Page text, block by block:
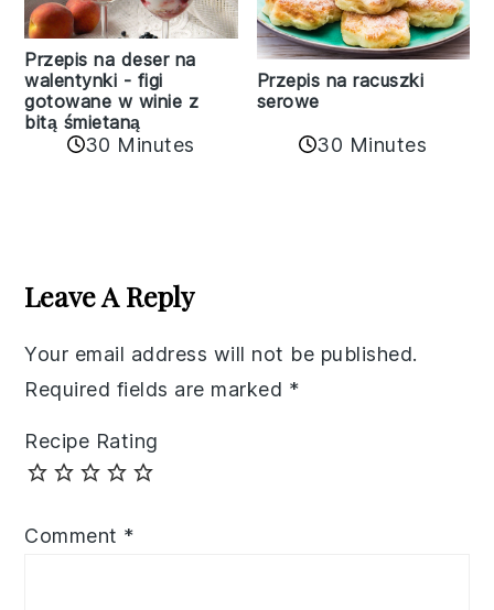
Przepis na deser na
walentynki - figi
gotowane w winie z
bitą śmietaną
30 Minutes
Przepis na racuszki
serowe
30 Minutes
Interactions
Leave A Reply
Your email address will not be published.
Required fields are marked *
Recipe Rating
Comment *